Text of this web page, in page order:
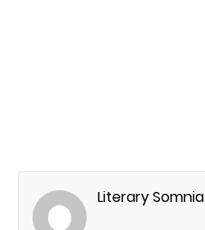
Literary Somnia